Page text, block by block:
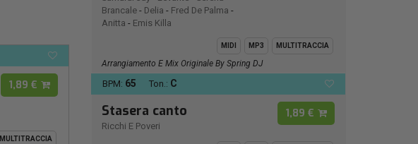
1,89 €
MULTITRACCIA
Brancale - Delia - Fred De Palma -
Anitta - Emis Killa
MIDI MP3 MULTITRACCIA
Arrangiamento E Mix Originale By Spring DJ
BPM: 65 Ton.: C
Stasera canto
Ricchi E Poveri
1,89 €